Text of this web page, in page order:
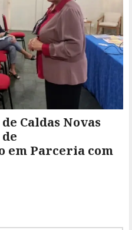
Caldas Novas
em Parceria com